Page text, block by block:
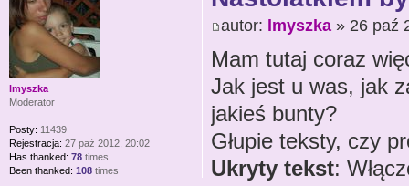
autor: lmyszka» 26 paź
Mam tutaj coraz
Jak jest u was, jak
jakieś bunty?
Głupie teksty, czy
Ukryty tekst:
lmyszka
Moderator
Posty: 11439
Rejestracja: 27 paź 2012, 20:02
Has thanked: 78 times
Been thanked: 108 times